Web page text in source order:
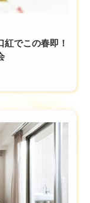
でこの春即！